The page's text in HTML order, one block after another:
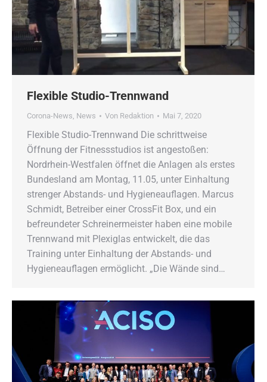
Flexible Studio-Trennwand
Corona-News, News Von Redaktion Mai 7, 2020
Flexible Studio-Trennwand Die schrittweise
Öffnung der Fitnessstudios ist angestoßen:
Nordrhein-Westfalen öffnet die Anlagen als erstes
Bundesland am Montag, 11.05, unter Einhaltung
strenger Abstands- und Hygieneauflagen. Marcus
Schmidt, Betreiber einer CrossFit Box, und ein
befreundeter Schreinermeister haben eine mobile
Trennwand mit Plexiglas entwickelt, die das
Training unter Einhaltung der Abstands- und
Hygieneauflagen ermöglicht. „Die Wände sind…